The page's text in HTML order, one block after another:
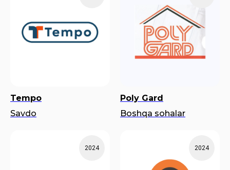
Tempo
Savdo
Poly Gard
Boshqa sohalar
2024 2024